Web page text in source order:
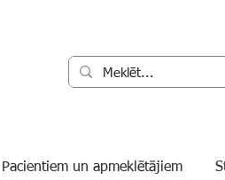
Pacientiem un apmeklētājiem